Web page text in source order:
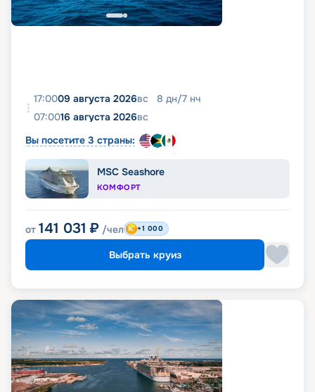
17:0009 августа 2026вс 8 дн/7 нч
07:0016 августа 2026вс
Вы посетите 3 страны:
MSC Seashore
КОМФОРТ
от 141 031 ₽ /чел +1 000
Выбрать круиз